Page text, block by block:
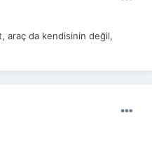
araç da kendisinin değil,